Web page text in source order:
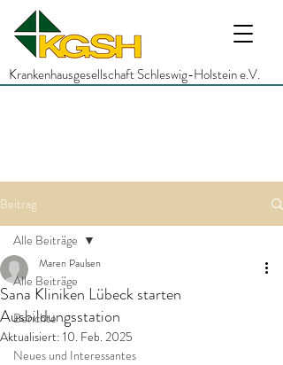
Krankenhausgesellschaft Schleswig-Holstein e.V.
Beitrag
Alle Beiträge
Berichte
Neues und Interessantes
Alle Beiträge
Sana Kliniken Lübeck starten
Ausbildungsstation
Maren Paulsen
Aktualisiert: 10. Feb. 2025